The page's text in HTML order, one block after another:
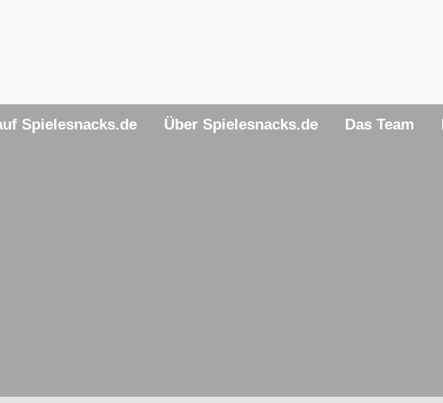
Spielesnacks.de Über Spielesnacks.de Das Team